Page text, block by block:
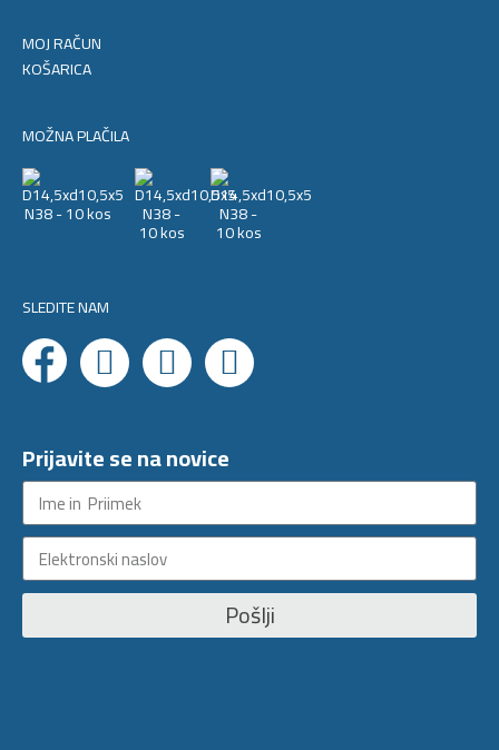
MOJ RAČUN
KOŠARICA
MOŽNA PLAČILA
SLEDITE NAM
Prijavite se na novice
Pošlji